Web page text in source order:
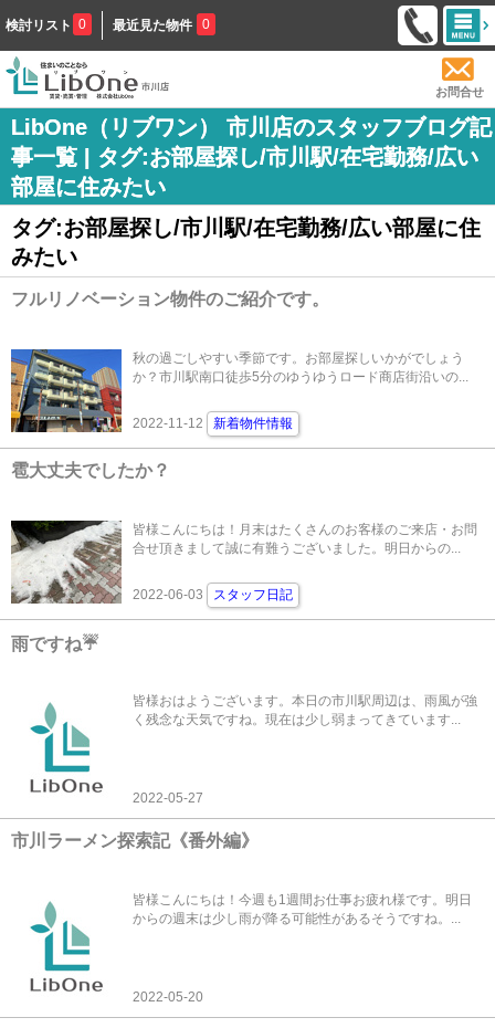
検討リスト 0 最近見た物件 0
お問合せ
LibOne（リブワン） 市川店のスタッフブログ記
事一覧 | タグ:お部屋探し/市川駅/在宅勤務/広い
部屋に住みたい
タグ:お部屋探し/市川駅/在宅勤務/広い部屋に住
みたい
フルリノベーション物件のご紹介です。
秋の過ごしやすい季節です。お部屋探しいかがでしょう
か？市川駅南口徒歩5分のゆうゆうロード商店街沿いの...
2022-11-12 新着物件情報
雹大丈夫でしたか？
皆様こんにちは！月末はたくさんのお客様のご来店・お問
合せ頂きまして誠に有難うございました。明日からの...
2022-06-03 スタッフ日記
雨ですね☔️
皆様おはようございます。本日の市川駅周辺は、雨風が強
く残念な天気ですね。現在は少し弱まってきています...
2022-05-27
市川ラーメン探索記《番外編》
皆様こんにちは！今週も1週間お仕事お疲れ様です。明日
からの週末は少し雨が降る可能性があるそうですね。...
2022-05-20